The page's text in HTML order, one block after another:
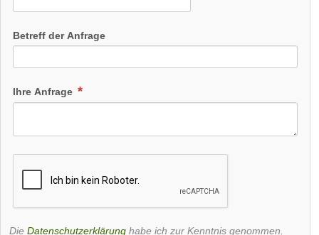
Betreff der Anfrage
Ihre Anfrage
Die Datenschutzerklärung habe ich zur Kenntnis genommen.